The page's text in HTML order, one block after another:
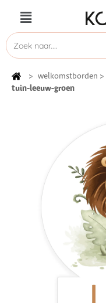
> welkomstborden >
tuin-leeuw-groen